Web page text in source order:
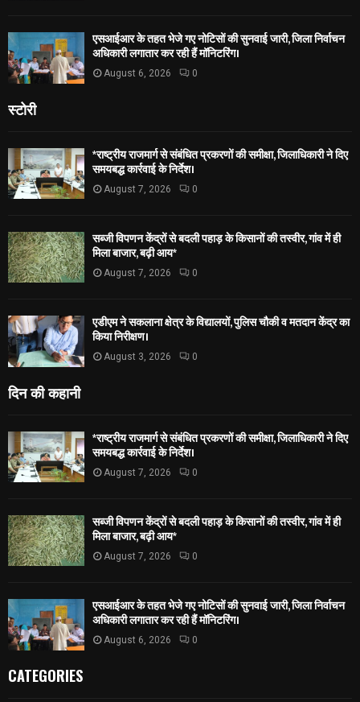
एसआईआर के तहत भेजे गए नोटिसों की सुनवाई जारी, जिला निर्वाचन
अधिकारी लगातार कर रही हैं मॉनिटरिंग।
August 6, 2026 0
स्टोरी
*राष्ट्रीय राजमार्ग से संबंधित प्रकरणों की समीक्षा, जिलाधिकारी ने दिए
समयबद्ध कार्रवाई के निर्देश।
August 7, 2026 0
सब्जी विपणन केंद्रों से बदली पहाड़ के किसानों की तस्वीर, गांव में ही
मिला बाजार, बढ़ी आय*
August 7, 2026 0
एडीएम ने सकलाना क्षेत्र के विद्यालयों, पुलिस चौकी व मतदान केंद्र का
किया निरीक्षण।
August 3, 2026 0
दिन की कहानी
*राष्ट्रीय राजमार्ग से संबंधित प्रकरणों की समीक्षा, जिलाधिकारी ने दिए
समयबद्ध कार्रवाई के निर्देश।
August 7, 2026 0
सब्जी विपणन केंद्रों से बदली पहाड़ के किसानों की तस्वीर, गांव में ही
मिला बाजार, बढ़ी आय*
August 7, 2026 0
एसआईआर के तहत भेजे गए नोटिसों की सुनवाई जारी, जिला निर्वाचन
अधिकारी लगातार कर रही हैं मॉनिटरिंग।
August 6, 2026 0
CATEGORIES